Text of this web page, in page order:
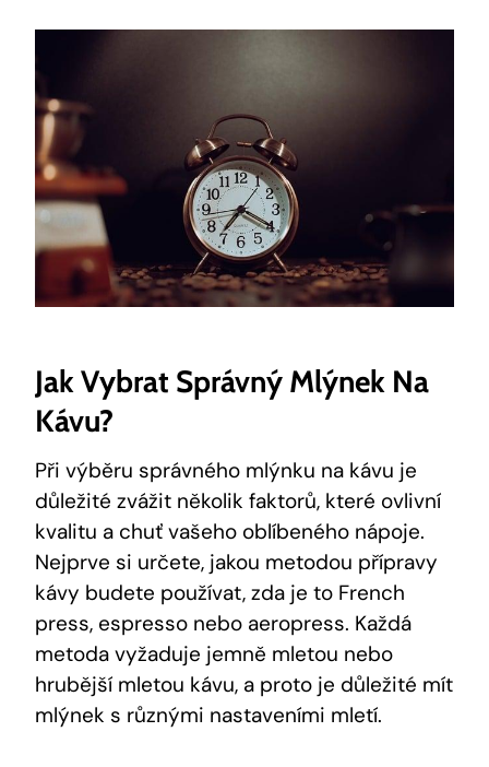
Jak Vybrat Správný Mlýnek Na
Kávu?
Při výběru správného mlýnku na kávu je
důležité zvážit několik faktorů, které ovlivní
kvalitu a chuť vašeho oblíbeného nápoje.
Nejprve si určete, jakou metodou přípravy
kávy budete používat, zda je to French
press, espresso nebo aeropress. Každá
metoda vyžaduje jemně mletou nebo
hrubější mletou kávu, a proto je důležité mít
mlýnek s různými nastaveními mletí.